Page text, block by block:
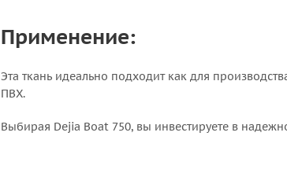
Применение:
Эта ткань идеально подходит как для
ПВХ.
Выбирая Dejia Boat 750, вы инвестируете в